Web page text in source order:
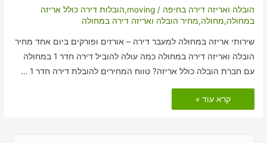
הובלה ואריזה דירה בחיפה /
moving
,הובלות דירה כולל אריזה
במחולה,מחולה,מחיר הובלה ואריזה דירה במחולה
שירותי אריזה במחולה למעבר דירה – אורזים ופורקים ביום אחד מחיר
הובלה ואריזה דירה במחולה כמה עולה להוביל דירה חדר 1 במחולה
עם חברת הובלה כולל אריזה? טווח המחירים להובלת דירה חדר 1 …
הובלות
דירה
כולל
קרא עוד »